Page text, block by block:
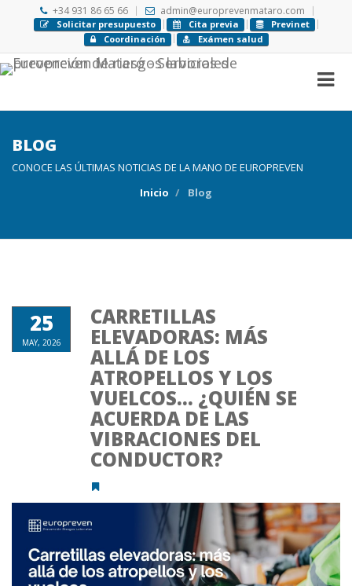
+34 931 86 65 66 admin@europrevenmataro.com
Solicitar presupuesto Cita previa
Previnet
Coordinación
Exámen salud
BLOG
CONOCE LAS ÚLTIMAS NOTICIAS DE LA MANO DE EUROPREVEN
Inicio
Blog
25
MAY, 2026
CARRETILLAS
ELEVADORAS: MÁS
ALLÁ DE LOS
ATROPELLOS Y LOS
VUELCOS… ¿QUIÉN SE
ACUERDA DE LAS
VIBRACIONES DEL
CONDUCTOR?